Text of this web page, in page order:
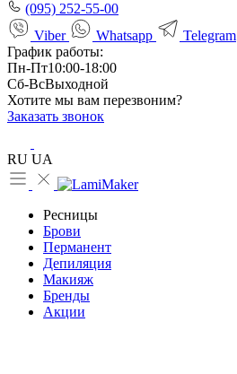
(095) 252-55-00
Viber
Whatsapp
Telegram
График работы:
Пн-Пт10:00-18:00
Сб-ВсВыходной
Хотите мы вам перезвоним?
Заказать звонок
RU UA
Ресницы
Брови
Перманент
Депиляция
Макияж
Бренды
Акции